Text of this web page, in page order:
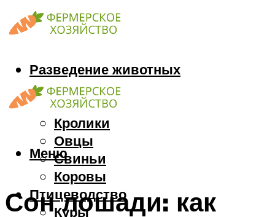
Разведение животных
Козы
Кони
Кролики
Овцы
Свиньи
Коровы
Птицеводство
Куры
Меню
Сон лошади: как